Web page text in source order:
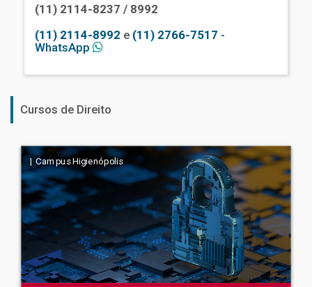
(11) 2114-8237 / 8992
(11) 2114-8992 e (11) 2766-7517 -
WhatsApp
Cursos de Direito
| Campus Higienópolis